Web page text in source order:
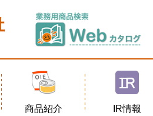
商品紹介 IR情報